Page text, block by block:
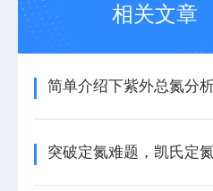
相关文章